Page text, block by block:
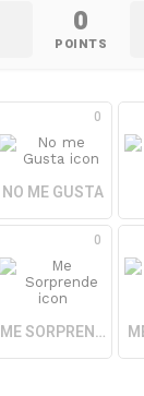
0
POINTS
0
NO ME GUSTA
0
ME SORPRENDE